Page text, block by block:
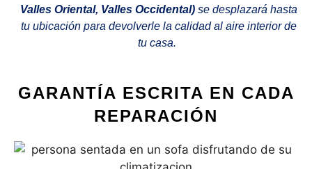
Valles Oriental, Valles Occidental) se desplazará hasta
tu ubicación para devolverle la calidad al aire interior de
tu casa.
GARANTÍA ESCRITA EN CADA
REPARACIÓN